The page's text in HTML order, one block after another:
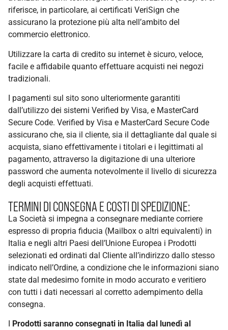
riferisce, in particolare, ai certificati VeriSign che
assicurano la protezione più alta nell’ambito del
commercio elettronico.
Utilizzare la carta di credito su internet è sicuro, veloce,
facile e affidabile quanto effettuare acquisti nei negozi
tradizionali.
I pagamenti sul sito sono ulteriormente garantiti
dall’utilizzo dei sistemi Verified by Visa, e MasterCard
Secure Code. Verified by Visa e MasterCard Secure Code
assicurano che, sia il cliente, sia il dettagliante dal quale si
acquista, siano effettivamente i titolari e i legittimati al
pagamento, attraverso la digitazione di una ulteriore
password che aumenta notevolmente il livello di sicurezza
degli acquisti effettuati.
TERMINI DI CONSEGNA E COSTI DI SPEDIZIONE:
La Società si impegna a consegnare mediante corriere
espresso di propria fiducia (Mailbox o altri equivalenti) in
Italia e negli altri Paesi dell’Unione Europea i Prodotti
selezionati ed ordinati dal Cliente all’indirizzo dallo stesso
indicato nell’Ordine, a condizione che le informazioni siano
state dal medesimo fornite in modo accurato e veritiero
con tutti i dati necessari al corretto adempimento della
consegna.
I Prodotti saranno consegnati in Italia dal lunedì al